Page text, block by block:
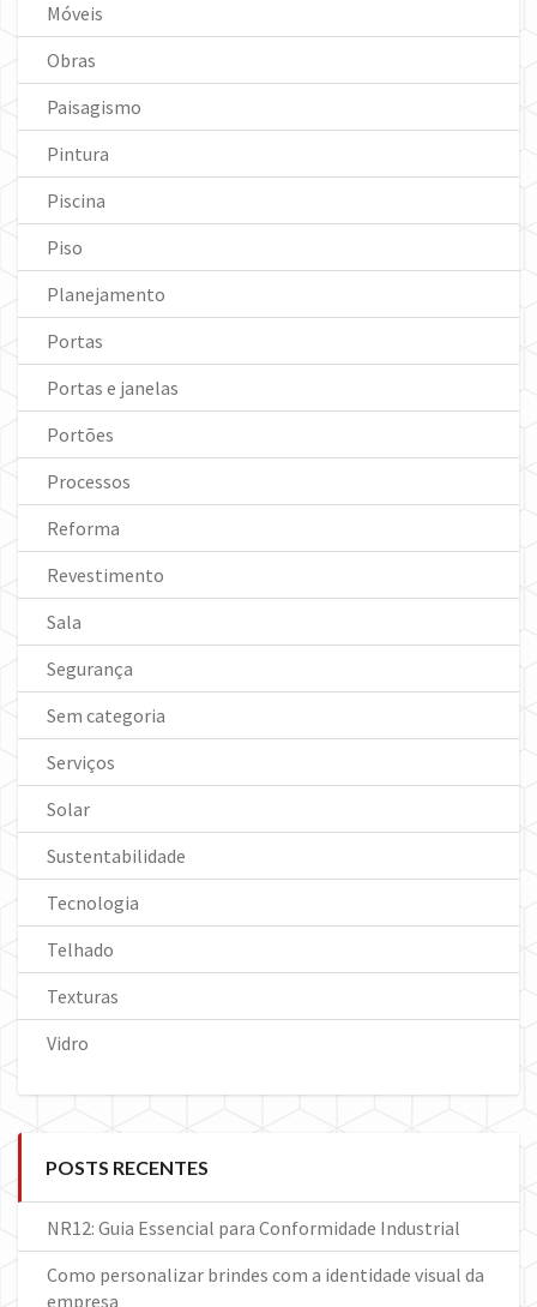
Móveis
Obras
Paisagismo
Pintura
Piscina
Piso
Planejamento
Portas
Portas e janelas
Portões
Processos
Reforma
Revestimento
Sala
Segurança
Sem categoria
Serviços
Solar
Sustentabilidade
Tecnologia
Telhado
Texturas
Vidro
POSTS RECENTES
NR12: Guia Essencial para Conformidade Industrial
Como personalizar brindes com a identidade visual da
empresa